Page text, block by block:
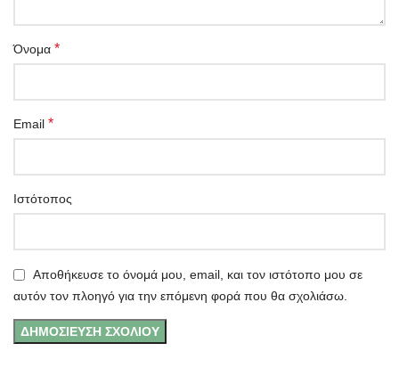
Όνομα *
Email *
Ιστότοπος
Αποθήκευσε το όνομά μου, email, και τον ιστότοπο μου σε
αυτόν τον πλοηγό για την επόμενη φορά που θα σχολιάσω.